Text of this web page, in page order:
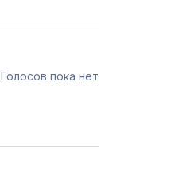
Голосов пока нет